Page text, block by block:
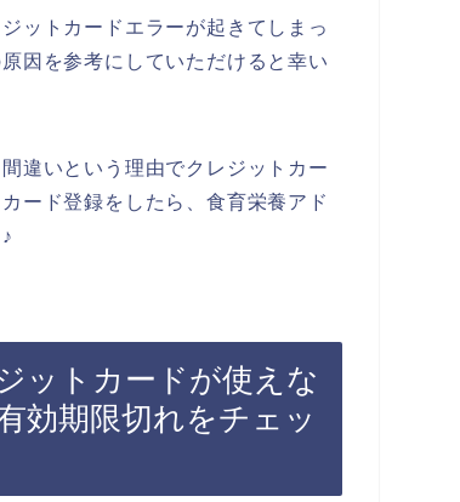
ットカードエラーが起きてしまっ
因を参考にしていただけると幸い
違いという理由でクレジットカー
ード登録をしたら、食育栄養アド
ットカードが使えな
効期限切れをチェッ